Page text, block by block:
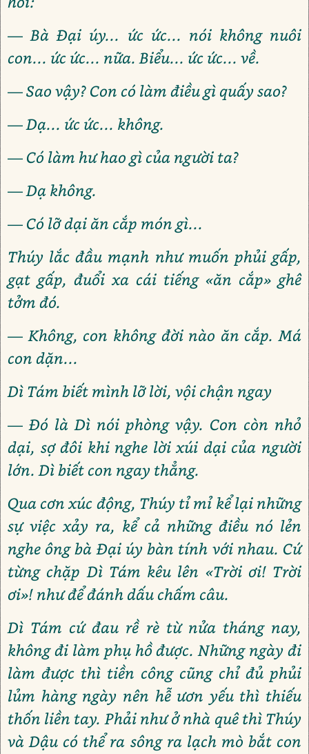
— Bà Đại úy... ức ức... nói không nuôi
con... ức ức... nữa. Biểu... ức ức... về.
— Sao vậy? Con có làm điều gì quấy sao?
— Dạ... ức ức... không.
— Có làm hư hao gì của người ta?
— Dạ không.
— Có lỡ dại ăn cắp món gì...
Thúy lắc đầu mạnh như muốn phủi gấp,
gạt gấp, đuổi xa cái tiếng «ăn cắp» ghê
tởm đó.
— Không, con không đời nào ăn cắp. Má
con dặn...
Dì Tám biết mình lỡ lời, vội chận ngay
— Đó là Dì nói phòng vậy. Con còn nhỏ
dại, sợ đôi khi nghe lời xúi dại của người
lớn. Dì biết con ngay thẳng.
Qua cơn xúc động, Thúy tỉ mỉ kể lại những
sự việc xảy ra, kể cả những điều nó lẻn
nghe ông bà Đại úy bàn tính với nhau. Cứ
từng chặp Dì Tám kêu lên «Trời ơi! Trời
ơi»! như để đánh dấu chấm câu.
Dì Tám cứ đau rề rè từ nửa tháng nay,
không đi làm phụ hồ được. Những ngày đi
làm được thì tiền công cũng chỉ đủ phủi
lủm hàng ngày nên hễ ươn yếu thì thiếu
thốn liền tay. Phải như ở nhà quê thì Thúy
và Dậu có thể ra sông ra lạch mò bắt con